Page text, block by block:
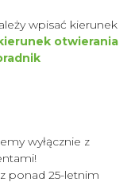
wpisać kierunek
otwierania
wyłącznie z
ponad 25-letnim